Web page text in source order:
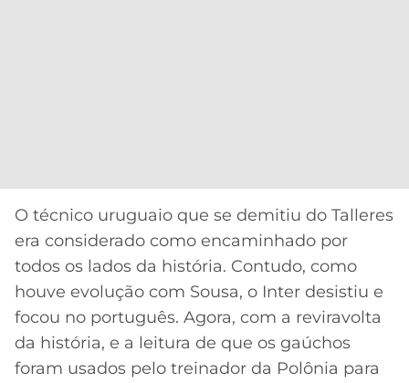
ATLÉTICO
MG
CRUZEIRO
O técnico uruguaio que se demitiu do Talleres
era considerado como encaminhado por
todos os lados da história. Contudo, como
houve evolução com Sousa, o Inter desistiu e
focou no português. Agora, com a reviravolta
da história, e a leitura de que os gaúchos
foram usados pelo treinador da Polônia para